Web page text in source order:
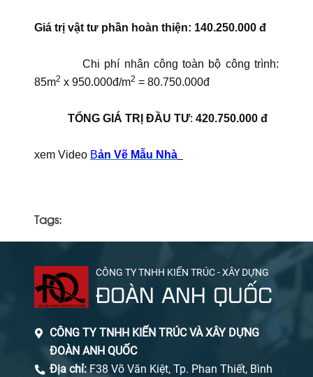
Giá trị vật tư phần hoàn thiện: 140.250.000 đ
Chi phí nhân công toàn bộ công trình:
85m2 x 950.000đ/m2 = 80.750.000đ
TỔNG GIÁ TRỊ ĐẦU TƯ: 420.750.000 đ
xem Video Bản Vẽ Mẫu Nhà
Tags:
CÔNG TY TNHH KIẾN TRÚC - XÂY DỰNG
ĐOÀN ANH QUỐC
CÔNG TY TNHH KIẾN TRÚC VÀ XÂY DỰNG
ĐOÀN ANH QUỐC
Địa chỉ:F38 Võ Văn Kiệt, Tp. Phan Thiết, Bình